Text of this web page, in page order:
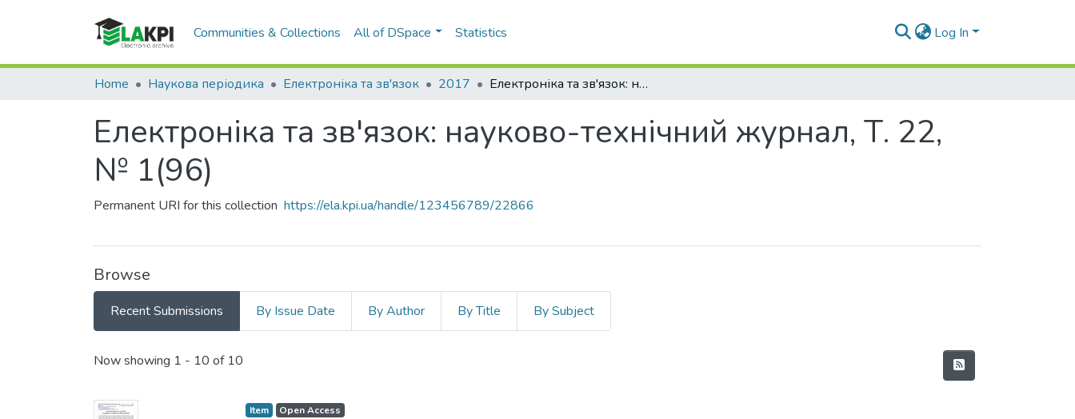
Communities & Collections All of DSpace Statistics Log In
Home Наукова періодика Електроніка та зв'язок 2017 Електроніка та зв'язок: науково-технічний журнал, Т. 22, № 1(96)
Електроніка та зв'язок: науково-технічний журнал, Т. 22,
№ 1(96)
Permanent URI for this collection https://ela.kpi.ua/handle/123456789/22866
Browse
Recent Submissions By Issue Date By Author By Title By Subject
Recent Submissions
Now showing 1 - 10 of 10
Item Open Access